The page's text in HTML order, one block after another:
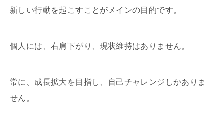
新しい行動を起こすことがメインの目的です。
個人には、右肩下がり、現状維持はありません。
常に、成長拡大を目指し、自己チャレンジしかありま
せん。